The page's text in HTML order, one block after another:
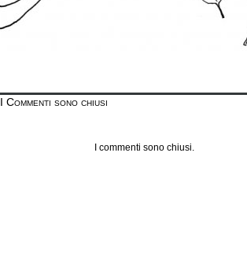
I Commenti sono chiusi
I commenti sono chiusi.